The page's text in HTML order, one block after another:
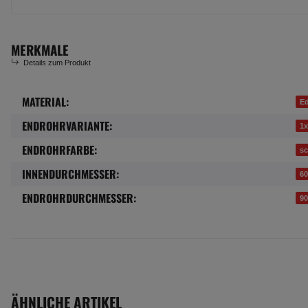
MERKMALE
Details zum Produkt
Produkteigenschaft
Wert
MATERIAL:
ENDROHRVARIANTE:
ENDROHRFARBE:
INNENDURCHMESSER:
ENDROHRDURCHMESSER:
ÄHNLICHE ARTIKEL